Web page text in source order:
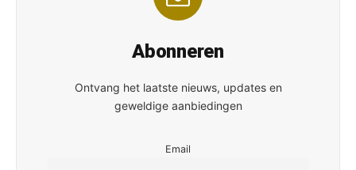
Abonneren
Ontvang het laatste nieuws, updates en
geweldige aanbiedingen
Email